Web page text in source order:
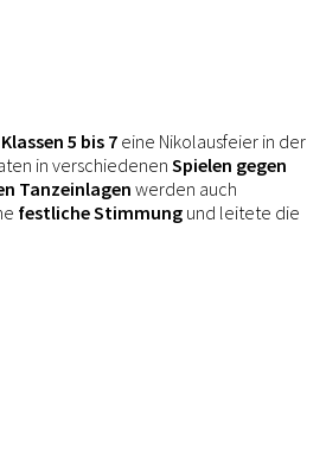
5 bis 7 eine Nikolausfeier in der
in verschiedenen Spielen gegen
Tanzeinlagenwerden auch
festliche Stimmung und leitete die